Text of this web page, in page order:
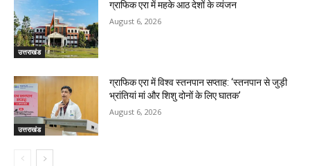
उत्तराखंड
ग्राफिक एरा में महके आठ देशों के व्यंजन
August 6, 2026
उत्तराखंड
ग्राफिक एरा में विश्व स्तनपान सप्ताह: ‘स्तनपान से जुड़ी
भ्रांतियां मां और शिशु दोनों के लिए घातक’
August 6, 2026